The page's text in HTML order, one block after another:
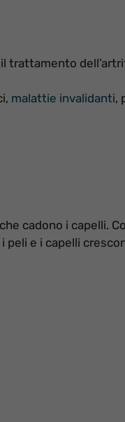
trattamento
malattie invalidanti,
cadono i capelli.
peli e i capelli